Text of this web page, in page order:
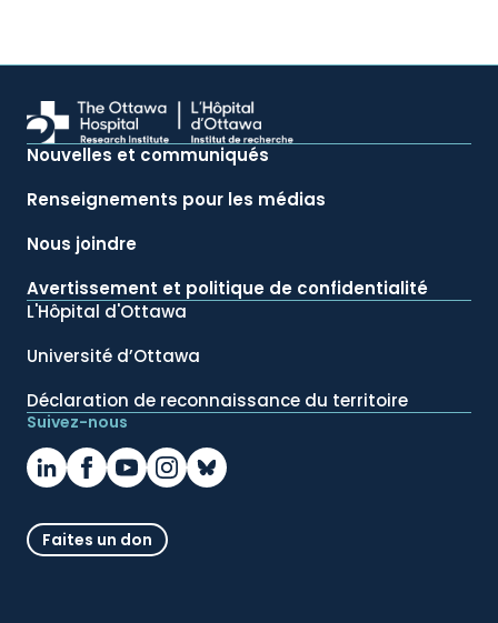
Nouvelles et communiqués
Renseignements pour les médias
Nous joindre
Avertissement et politique de confidentialité
L'Hôpital d'Ottawa
Université d’Ottawa
Déclaration de reconnaissance du territoire
Suivez-nous
Faites un don